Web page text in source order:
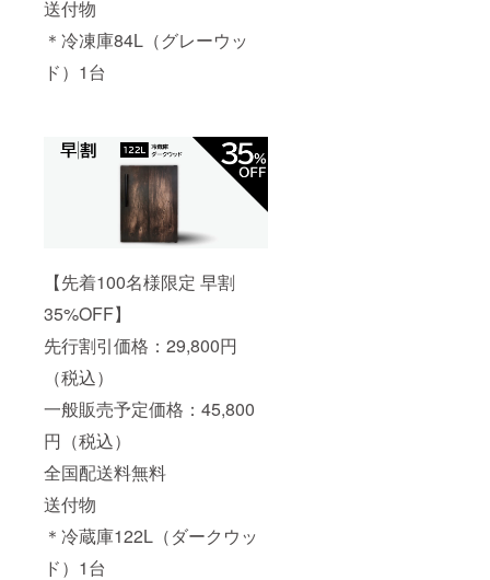
送付物
＊冷凍庫84L（グレーウッ
ド）1台
【先着100名様限定 早割
35%OFF】
先行割引価格：29,800円
（税込）
一般販売予定価格：45,800
円（税込）
全国配送料無料
送付物
＊冷蔵庫122L（ダークウッ
ド）1台